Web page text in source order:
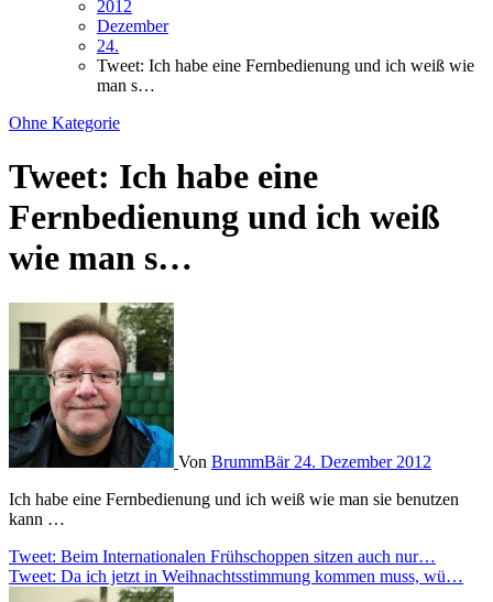
2012
Dezember
24.
Tweet: Ich habe eine Fernbedienung und ich weiß wie
man s…
Ohne Kategorie
Tweet: Ich habe eine
Fernbedienung und ich weiß
wie man s…
Von BrummBär 24. Dezember 2012
Ich habe eine Fernbedienung und ich weiß wie man sie benutzen
kann …
Beitragsnavigation
Tweet: Beim Internationalen Frühschoppen sitzen auch nur…
Tweet: Da ich jetzt in Weihnachtsstimmung kommen muss, wü…